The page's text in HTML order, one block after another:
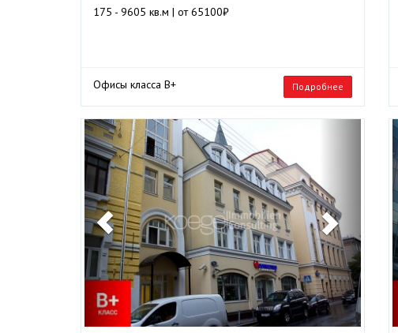
175 - 9605 кв.м | от 65100₽
Офисы класса B+ Подробнее
Previous